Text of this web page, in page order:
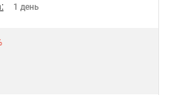
1 день